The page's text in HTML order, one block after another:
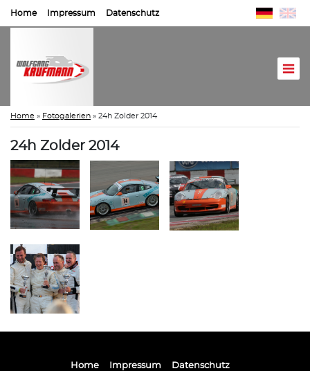
Home Impressum Datenschutz
Home » Fotogalerien » 24h Zolder 2014
24h Zolder 2014
Home Impressum Datenschutz